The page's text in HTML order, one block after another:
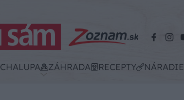
CHALUPA ZÁHRADA RECEPTY NÁRADIE